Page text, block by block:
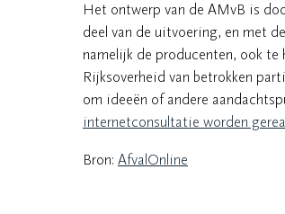
Het ontwerp van de AMvB is
deel van de uitvoering, en met
namelijk de producenten, ook
Rijksoverheid van betrokken
om ideeën of andere
internetconsultatie worden
Bron: AfvalOnline